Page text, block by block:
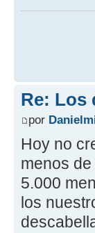
Re: Los
por
Hoy no
menos
5.000
los